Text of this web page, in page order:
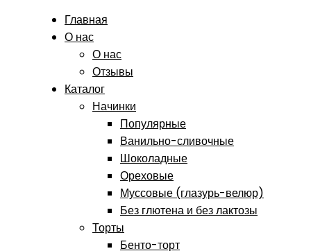
Главная
О нас
О нас
Отзывы
Каталог
Начинки
Популярные
Ванильно-сливочные
Шоколадные
Ореховые
Муссовые (глазурь-велюр)
Без глютена и без лактозы
Торты
Бенто-торт